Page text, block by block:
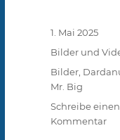
Veröffentlicht
am
1. Mai 2025
Kategorien
Bilder und
Schlagwörter
Bilder
Mr. Big
Schreibe einen
Kommentarzu